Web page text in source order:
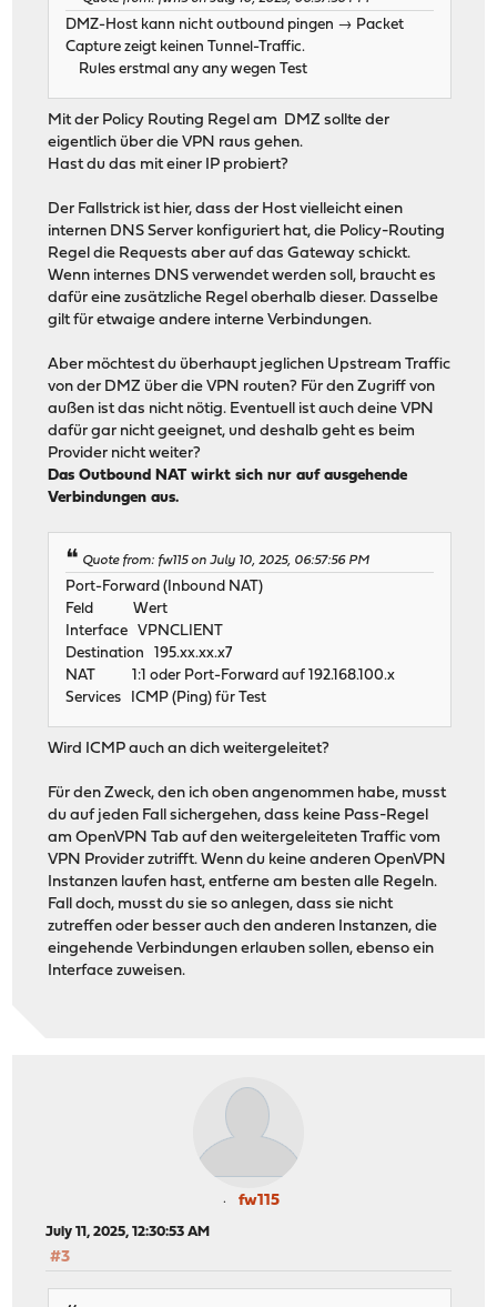
DMZ-Host kann nicht outbound pingen → Packet
Capture zeigt keinen Tunnel-Traffic.
Rules erstmal any any wegen Test
Mit der Policy Routing Regel am DMZ sollte der
eigentlich über die VPN raus gehen.
Hast du das mit einer IP probiert?
Der Fallstrick ist hier, dass der Host vielleicht einen
internen DNS Server konfiguriert hat, die Policy-Routing
Regel die Requests aber auf das Gateway schickt.
Wenn internes DNS verwendet werden soll, braucht es
dafür eine zusätzliche Regel oberhalb dieser. Dasselbe
gilt für etwaige andere interne Verbindungen.
Aber möchtest du überhaupt jeglichen Upstream Traffic
von der DMZ über die VPN routen? Für den Zugriff von
außen ist das nicht nötig. Eventuell ist auch deine VPN
dafür gar nicht geeignet, und deshalb geht es beim
Provider nicht weiter?
Das Outbound NAT wirkt sich nur auf ausgehende
Verbindungen aus.
Quote from: fw115 on July 10, 2025, 06:57:56 PM
Port-Forward (Inbound NAT)
Feld Wert
Interface VPNCLIENT
Destination 195.xx.xx.x7
NAT 1:1 oder Port-Forward auf 192.168.100.x
Services ICMP (Ping) für Test
Wird ICMP auch an dich weitergeleitet?
Für den Zweck, den ich oben angenommen habe, musst
du auf jeden Fall sichergehen, dass keine Pass-Regel
am OpenVPN Tab auf den weitergeleiteten Traffic vom
VPN Provider zutrifft. Wenn du keine anderen OpenVPN
Instanzen laufen hast, entferne am besten alle Regeln.
Fall doch, musst du sie so anlegen, dass sie nicht
zutreffen oder besser auch den anderen Instanzen, die
eingehende Verbindungen erlauben sollen, ebenso ein
Interface zuweisen.
fw115
July 11, 2025, 12:30:53 AM
#3